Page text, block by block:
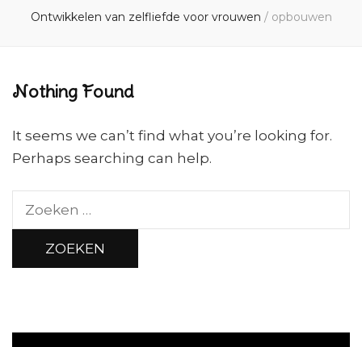
Ontwikkelen van zelfliefde voor vrouwen / opbouwen
Nothing Found
It seems we can’t find what you’re looking for.
Perhaps searching can help.
Zoeken